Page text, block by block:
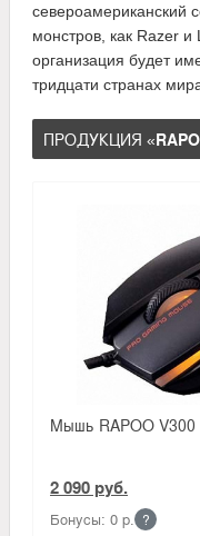
североамериканский
монстров, как Razer и
организация будет
тридцати странах
ПРОДУКЦИЯ «
Мышь RAPOO
2 090 руб.
Бонусы: 0 р. ?